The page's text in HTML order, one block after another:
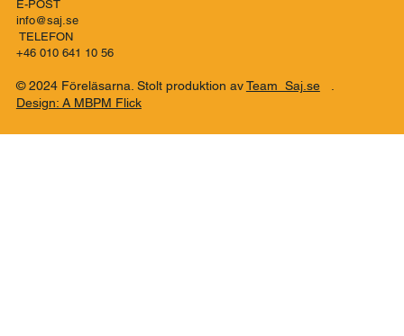
Måndag – Söndag 07:00-17:00
E-POST
info@saj.se
+46 010 641 10 56
Design: A MBPM Flick